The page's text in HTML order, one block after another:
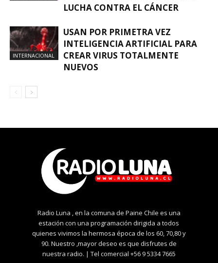
LUCHA CONTRA EL CÁNCER
INTERNACIONAL
USAN POR PRIMETRA VEZ
INTELIGENCIA ARTIFICIAL PARA
CREAR VIRUS TOTALMENTE
NUEVOS
Radio Luna , en la comuna de Paine Chile es una
estación con una programación dirigida a todos
quienes vivimos la hermosa época de los 60, 70,80 y
90. Nuestro ,mayor deseo es que disfrutes de
nuestra radio. | Tel comercial +56 9 5334 7665